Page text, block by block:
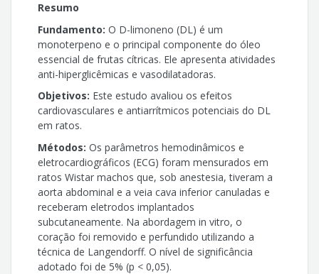
Lucindo José Quintans-Junior
Jackson Roberto Guedes da Silva Almeida
Valter Joviniano de Santana-Filho
André Sales Barreto
Márcio Roberto Viana dos Santos
Resumo
Fundamento: O D-limoneno (DL) é um
monoterpeno e o principal componente do óleo
essencial de frutas cítricas. Ele apresenta atividades
anti-hiperglicêmicas e vasodilatadoras.
Objetivos: Este estudo avaliou os efeitos
cardiovasculares e antiarrítmicos potenciais do DL
em ratos.
Métodos: Os parâmetros hemodinâmicos e
eletrocardiográficos (ECG) foram mensurados em
ratos Wistar machos que, sob anestesia, tiveram a
aorta abdominal e a veia cava inferior canuladas e
receberam eletrodos implantados
subcutaneamente. Na abordagem in vitro, o
coração foi removido e perfundido utilizando a
técnica de Langendorff. O nível de significância
adotado foi de 5% (p < 0,05).